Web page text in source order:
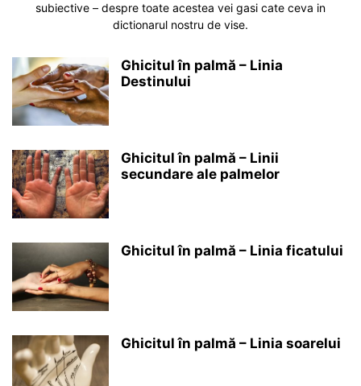
subiective – despre toate acestea vei gasi cate ceva in
dictionarul nostru de vise.
Ghicitul în palmă – Linia
Destinului
Ghicitul în palmă – Linii
secundare ale palmelor
Ghicitul în palmă – Linia ficatului
Ghicitul în palmă – Linia soarelui